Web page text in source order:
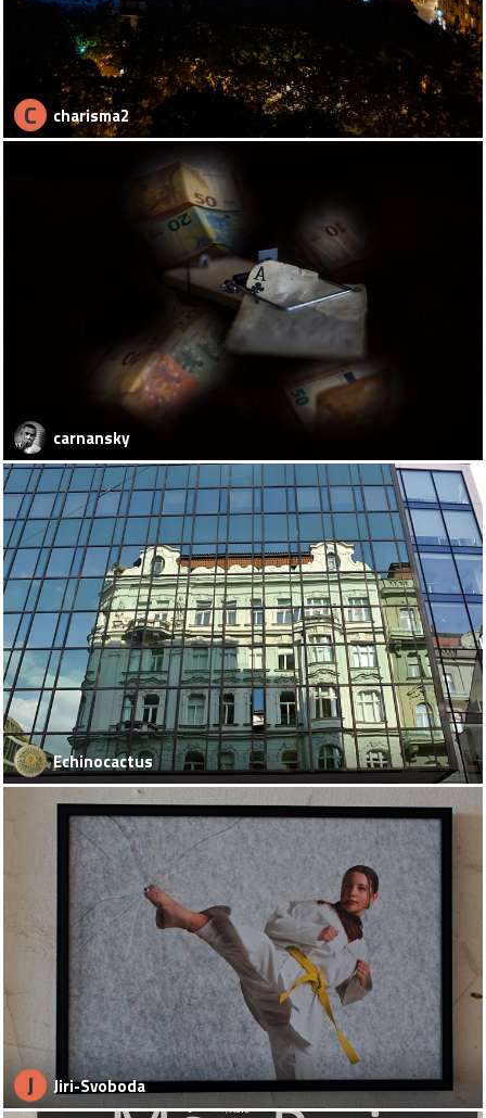
C charisma2
carnansky
Echinocactus
J Jiri-Svoboda